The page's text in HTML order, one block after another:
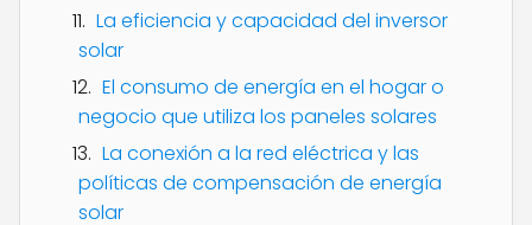
La eficiencia y capacidad del inversor
solar
El consumo de energía en el hogar o
negocio que utiliza los paneles solares
La conexión a la red eléctrica y las
políticas de compensación de energía
solar